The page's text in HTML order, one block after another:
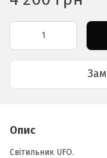
Опис
Світильник UFO.